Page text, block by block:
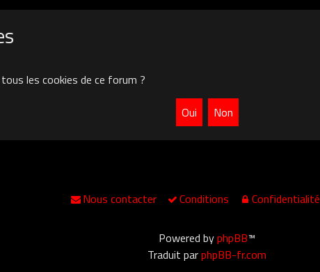
les cookies de ce forum ?
Confidentialité
Conditions
Nous contacter
Powered byphpBB™
Traduit parphpBB-fr.com